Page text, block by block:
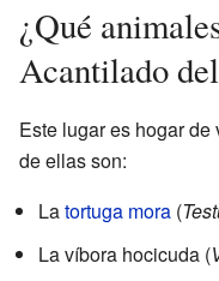
¿Qué
Acantilado
Este lugar es hogar
de ellas son:
Latortuga mora (
La víbora hocicuda (